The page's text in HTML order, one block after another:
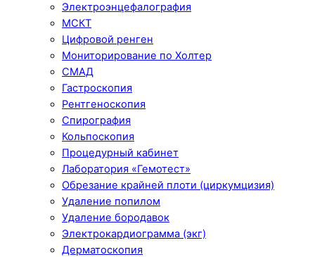
Электроэнцефалография
МСКТ
Цифровой ренген
Мониторирование по Холтер
СМАД
Гастроскопия
Рентгеноскопия
Спирография
Кольпоскопия
Процедурный кабинет
Лаборатория «Гемотест»
Обрезание крайней плоти (циркумцизия)
Удаление попилом
Удаление бородавок
Электрокардиограмма (экг)
Дерматоскопия